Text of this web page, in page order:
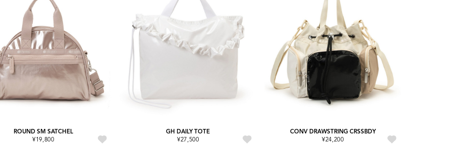
ROUND SM SATCHEL
¥19,800
GH DAILY TOTE
¥27,500
CONV DRAWSTRING CRSSBDY
¥24,200